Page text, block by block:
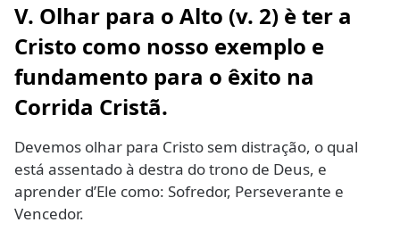
V. Olhar para o Alto (v. 2) è ter a
Cristo como nosso exemplo e
fundamento para o êxito na
Corrida Cristã.
Devemos olhar para Cristo sem distração, o qual
está assentado à destra do trono de Deus, e
aprender d’Ele como: Sofredor, Perseverante e
Vencedor.